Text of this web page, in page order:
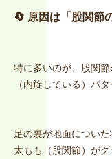
🔄 原因は「股関節
特に多いのが、股関
（内旋している）パタ
足の裏が地面についた
太もも（股関節）がグ